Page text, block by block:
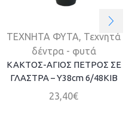
ΤΕΧΝΗΤΑ ΦΥΤΑ, Τεχνητά
δέντρα - φυτά
ΚΑΚΤΟΣ-ΑΓΙΟΣ ΠΕΤΡΟΣ ΣΕ
ΓΛΑΣΤΡΑ – Y38cm 6/48KIB
23,40€